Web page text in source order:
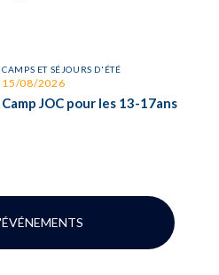
CAMPS ET SÉJOURS D'ÉTÉ
15/08/2026
Camp JOC pour les 13-17ans